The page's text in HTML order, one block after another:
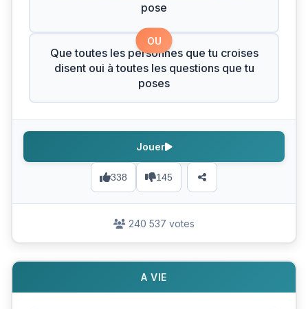
pose
OU
Que toutes les personnes que tu croises
disent oui à toutes les questions que tu
poses
338 145
Jouer
240 537 votes
A VIE